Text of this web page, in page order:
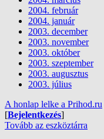
2004. február
2004. január
2003. december
2003. november
2003. október
2003. szeptember
2003. augusztus
2003. július
A honlap lelke a Prihod.ru
[Bejelentkezés]
Tovább az eszköztárra